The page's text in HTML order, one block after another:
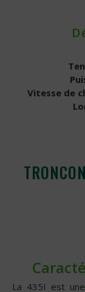
Vitesse de
La 435I est une